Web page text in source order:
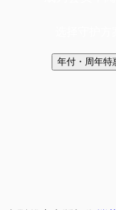
年付・周年特